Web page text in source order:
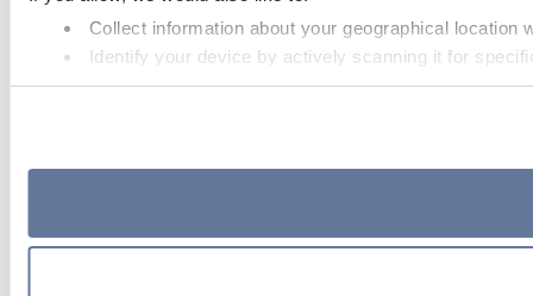
Collect information about your geographical
Identify your device by actively scanning it for
Find out more about how your personal data is processed
media, advertising and analytics partners who may